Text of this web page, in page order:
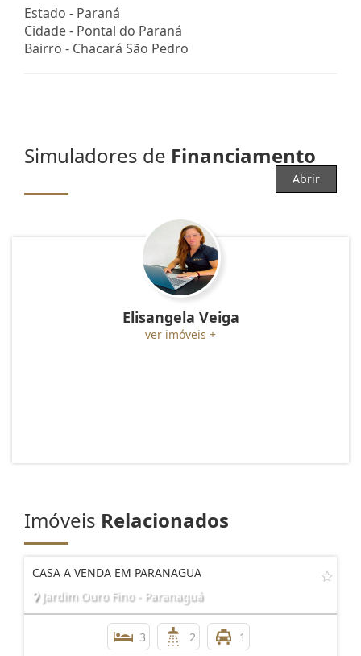
Estado - Paraná
Cidade - Pontal do Paraná
Bairro - Chacará São Pedro
Simuladores de Financiamento
Abrir
Elisangela Veiga
ver imóveis +
Imóveis Relacionados
CASA A VENDA EM PARANAGUA
Jardim Ouro Fino - Paranaguá
3 2 1